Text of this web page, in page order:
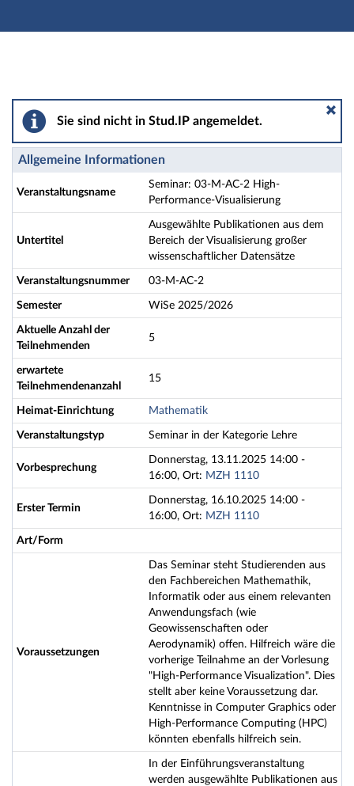
Hauptnavigation
Seminar: 03-M-AC-2 High-Performance-
Sie sind nicht in Stud.IP angemeldet.
Allgemeine Informationen
Veranstaltungsname
Seminar: 03-M-AC-2 High-
Performance-Visualisierung
Untertitel
Ausgewählte Publikationen aus dem
Bereich der Visualisierung großer
wissenschaftlicher Datensätze
Veranstaltungsnummer 03-M-AC-2
Semester WiSe 2025/2026
Aktuelle Anzahl der
Teilnehmenden
5
erwartete
Teilnehmendenanzahl
15
Heimat-Einrichtung Mathematik
Veranstaltungstyp Seminar in der Kategorie Lehre
Vorbesprechung
Donnerstag, 13.11.2025 14:00 -
16:00, Ort: MZH 1110
Erster Termin
Donnerstag, 16.10.2025 14:00 -
16:00, Ort: MZH 1110
Art/Form
Voraussetzungen
Das Seminar steht Studierenden aus
den Fachbereichen Mathemathik,
Informatik oder aus einem relevanten
Anwendungsfach (wie
Geowissenschaften oder
Aerodynamik) offen. Hilfreich wäre die
vorherige Teilnahme an der Vorlesung
"High-Performance Visualization". Dies
stellt aber keine Voraussetzung dar.
Kenntnisse in Computer Graphics oder
High-Performance Computing (HPC)
könnten ebenfalls hilfreich sein.
In der Einführungsveranstaltung
werden ausgewählte Publikationen aus